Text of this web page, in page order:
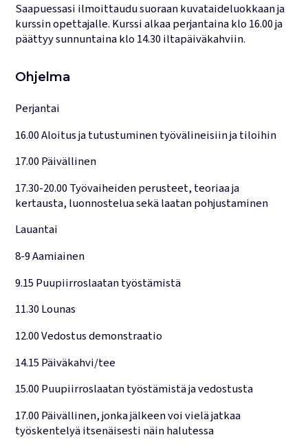
Saapuessasi ilmoittaudu suoraan kuvataideluokkaan ja
kurssin opettajalle. Kurssi alkaa perjantaina klo 16.00 ja
päättyy sunnuntaina klo 14.30 iltapäiväkahviin.
Ohjelma
Perjantai
16.00 Aloitus ja tutustuminen työvälineisiin ja tiloihin
17.00 Päivällinen
17.30-20.00 Työvaiheiden perusteet, teoriaa ja
kertausta, luonnostelua sekä laatan pohjustaminen
Lauantai
8-9 Aamiainen
9.15 Puupiirroslaatan työstämistä
11.30 Lounas
12.00 Vedostus demonstraatio
14.15 Päiväkahvi/tee
15.00 Puupiirroslaatan työstämistä ja vedostusta
17.00 Päivällinen, jonka jälkeen voi vielä jatkaa
työskentelyä itsenäisesti näin halutessa